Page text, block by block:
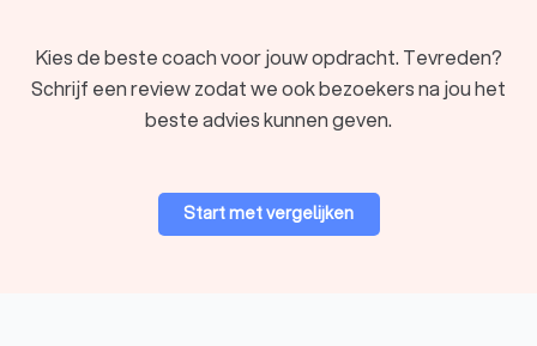
Kies de beste coach voor jouw opdracht. Tevreden?
Schrijf een review zodat we ook bezoekers na jou het
beste advies kunnen geven.
Start met vergelijken